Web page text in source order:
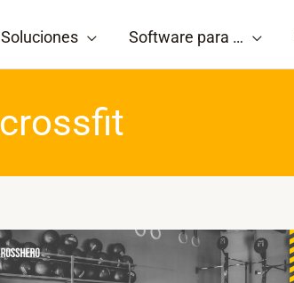
Soluciones Software para …